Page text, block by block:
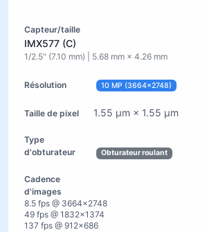
IMX577 (C)
1/2.5" (7.10 mm) | 5.68 mm × 4.26 mm
10 MP (3664×2748)
1.55 µm × 1.55 µm
Obturateur roulant
8.5 fps @ 3664×2748
49 fps @ 1832×1374
137 fps @ 912×686